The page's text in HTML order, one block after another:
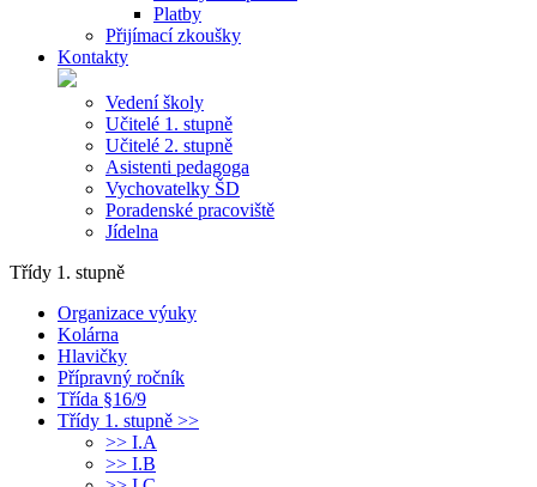
Platby
Přijímací zkoušky
Kontakty
Vedení školy
Učitelé 1. stupně
Učitelé 2. stupně
Asistenti pedagoga
Vychovatelky ŠD
Poradenské pracoviště
Jídelna
Třídy 1. stupně
Organizace výuky
Kolárna
Hlavičky
Přípravný ročník
Třída §16/9
Třídy 1. stupně >>
>> I.A
>> I.B